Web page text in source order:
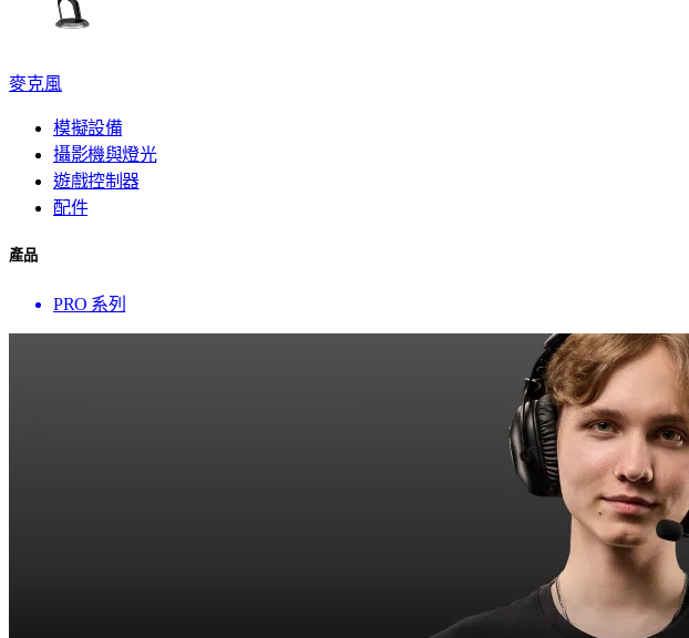
麥克風
模擬設備
攝影機與燈光
遊戲控制器
配件
產品
PRO 系列